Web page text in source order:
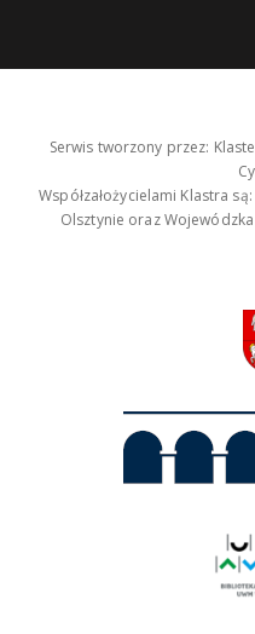
Serwis tworzony przez:
Współzałożycielami Klastra
Olsztynie oraz